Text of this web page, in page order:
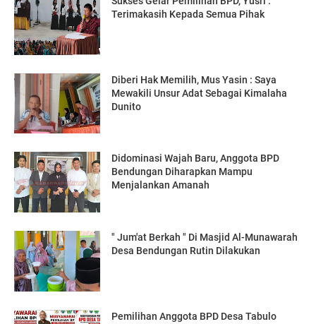
Terimakasih Kepada Semua Pihak
Diberi Hak Memilih, Mus Yasin : Saya
Mewakili Unsur Adat Sebagai Kimalaha
Dunito
Didominasi Wajah Baru, Anggota BPD
Bendungan Diharapkan Mampu
Menjalankan Amanah
" Jum'at Berkah " Di Masjid Al-Munawarah
Desa Bendungan Rutin Dilakukan
Pemilihan Anggota BPD Desa Tabulo